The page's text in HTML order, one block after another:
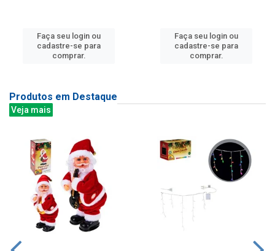
Faça seu login ou
cadastre-se para
comprar.
Faça seu login ou
cadastre-se para
comprar.
Produtos em Destaque
Veja mais